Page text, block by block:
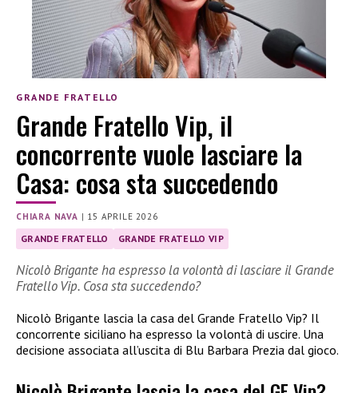
GRANDE FRATELLO
Grande Fratello Vip, il
concorrente vuole lasciare la
Casa: cosa sta succedendo
CHIARA NAVA | 15 APRILE 2026
GRANDE FRATELLO GRANDE FRATELLO VIP
Nicolò Brigante ha espresso la volontà di lasciare il Grande
Fratello Vip. Cosa sta succedendo?
Nicolò Brigante lascia la casa del Grande Fratello Vip? Il
concorrente siciliano ha espresso la volontà di uscire. Una
decisione associata all’uscita di Blu Barbara Prezia dal gioco.